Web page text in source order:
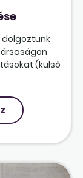
(külső